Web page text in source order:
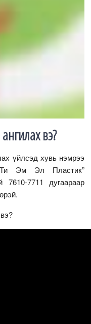
вэ?
үйлсэд хувь нэмрээ
Эм Эл Пластик”
7610-7711 дугаараар